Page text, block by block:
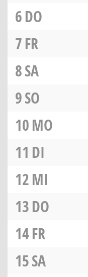
6DO
7FR
8SA
9SO
10MO
11 DI
12MI
13DO
14FR
15SA